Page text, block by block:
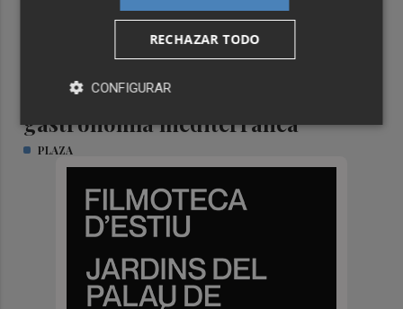
Formar el talento que impulsa la
gastronomía mediterránea
PLAZA
RECHAZAR TODO
CONFIGURAR